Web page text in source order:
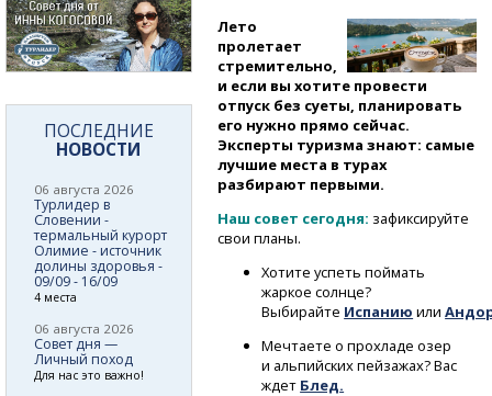
Лето
пролетает
стремительно,
и если вы хотите провести
отпуск без суеты, планировать
его нужно прямо сейчас.
Эксперты туризма знают: самые
лучшие места в турах
разбирают первыми.
Наш совет сегодня: зафиксируйте
свои планы.
Хотите успеть поймать
жаркое солнце?
Выбирайте Испанию или
Мечтаете о прохладе озер
и альпийских пейзажах? Вас
ждет Блед.
ПОСЛЕДНИЕ
НОВОСТИ
06 августа 2026
Турлидер в
Словении -
термальный курорт
Олимие - источник
долины здоровья -
09/09 - 16/09
4 места
06 августа 2026
Совет дня —
Личный поход
Для нас это важно!